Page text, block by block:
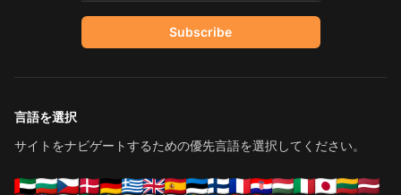
Subscribe
言語を選択
サイトをナビゲートするための優先言語を選択してください。